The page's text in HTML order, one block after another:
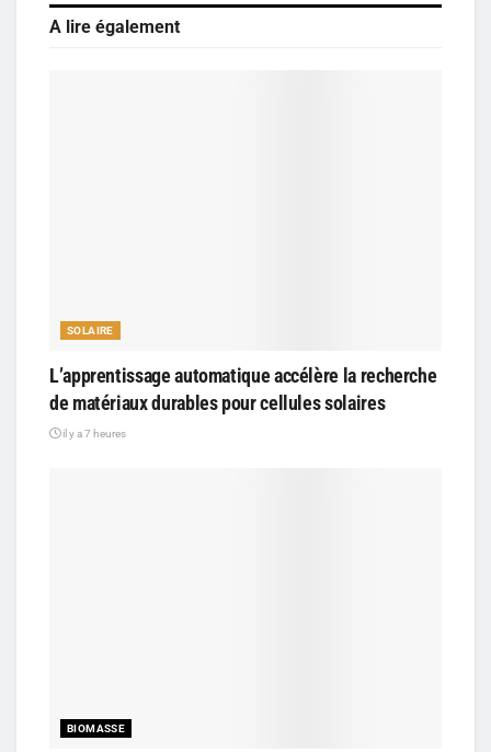
A lire également
SOLAIRE
L’apprentissage automatique accélère la recherche
de matériaux durables pour cellules solaires
il y a 7 heures
BIOMASSE